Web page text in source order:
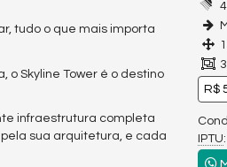
tudo o que mais importa
o Skyline Tower é o destino
infraestrutura completa
sua arquitetura, e cada
R$
IPTU